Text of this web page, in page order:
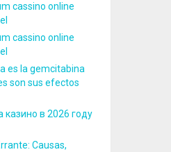
cassino online
cassino online
es la gemcitabina
son sus efectos
казино в 2026 году
Causas,